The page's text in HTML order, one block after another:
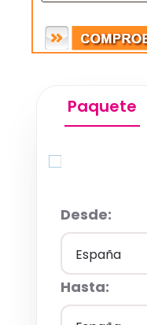
Paquete
Desde:
Hasta: